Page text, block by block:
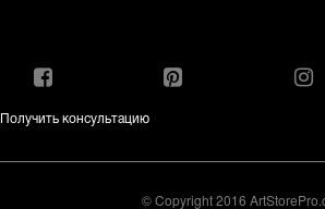
Получить консультацию
© Copyright 2016